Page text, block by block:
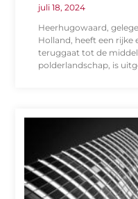
juli 18, 2024
Heerhugowaard,
Holland, heeft een rijke
teruggaat tot de
polderlandschap, is